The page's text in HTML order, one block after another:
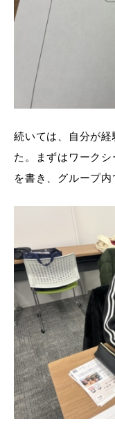
続いては、自分が
た。まずはワーク
を書き、グループ内